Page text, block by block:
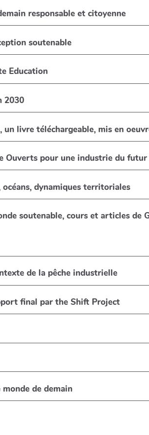
responsable et citoyenne
soutenable
Education
2030
livre téléchargeable, mis en
Ouverts pour une industrie du
dynamiques territoriales
soutenable, cours et articles de
de la pêche industrielle
final par the Shift Project
chantiers pour le monde de demain